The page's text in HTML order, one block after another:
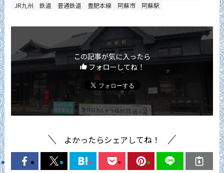
JR九州
鉄道 普通鉄道 豊肥本線 阿蘇市 阿蘇駅
この記事が気に入ったら
フォローしてね！
よかったらシェアしてね！